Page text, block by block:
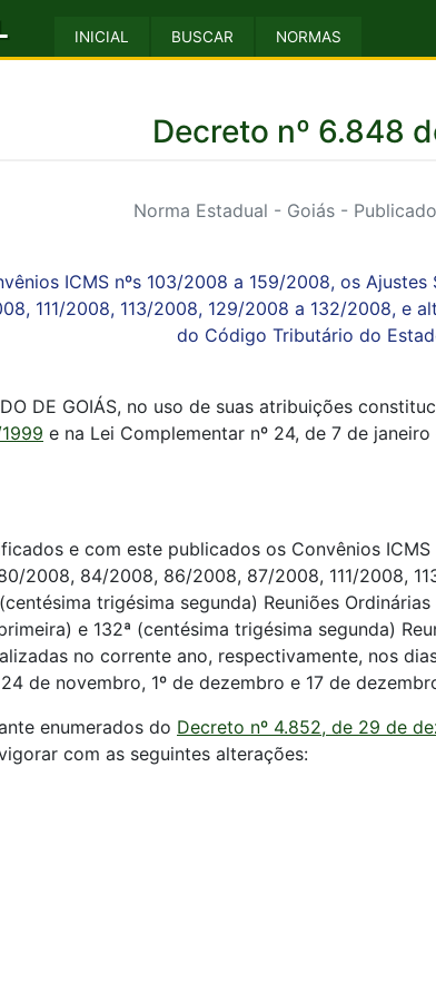
INICIAL BUSCAR NORMAS
Decreto nº 6.848
Norma Estadual - Goiás -
ICMS nºs 103/2008 a 159/2008, os
111/2008, 113/2008, 129/2008 a 132/2008, e
do Código Tributário do
DE GOIÁS, no uso de suas atribuições
e na Lei Complementar nº 24, de 7 de
e com este publicados os Convênios
2008, 84/2008, 86/2008, 87/2008, 111/2008,
trigésima segunda) Reuniões
e 132ª (centésima trigésima segunda)
no corrente ano, respectivamente, nos
de novembro, 1º de dezembro e 17 de
enumerados do Decreto nº 4.852, de 29 de
com as seguintes alterações: